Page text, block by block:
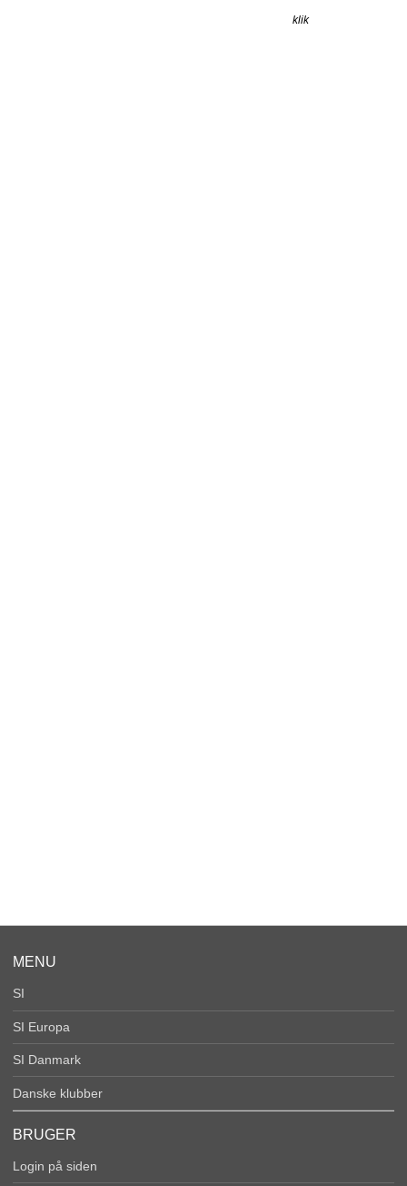
klik
MENU
SI
SI Europa
SI Danmark
Danske klubber
BRUGER
Login på siden